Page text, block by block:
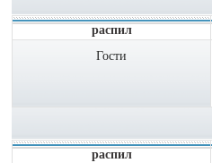
распил
Гости
распил